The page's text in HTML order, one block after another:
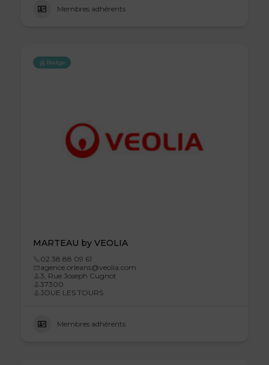
Membres adhérents
Badge
MARTEAU by VEOLIA
02 38 88 09 61
agence.orleans@veolia.com
3, Rue Joseph Cugnot
37300
JOUE LES TOURS
Membres adhérents